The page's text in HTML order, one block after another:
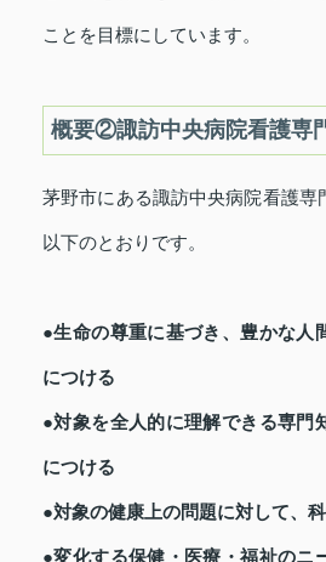
ことを目標にしています。
概要②諏訪中央病院看護専
茅野市にある諏訪中央病院看護専
以下のとおりです。
●生命の尊重に基づき、豊かな人
につける
●対象を全人的に理解できる専門
につける
●対象の健康上の問題に対して、
●変化する保健・医療・福祉のニ